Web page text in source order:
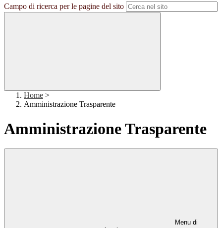
Campo di ricerca per le pagine del sito
Home >
Amministrazione Trasparente
Amministrazione Trasparente
Menu di